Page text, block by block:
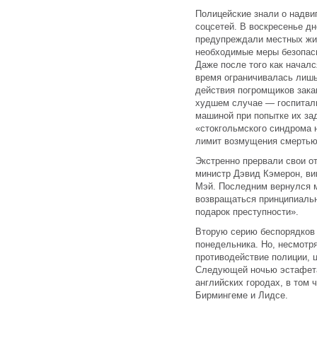
Полицейские знали о
соцсетей. В воскресенье
предупреждали местных
необходимые меры
Даже после того как
время ограничивалась
действия погромщиков
худшем случае —
машиной при попытке их
«стокгольмского
лимит возмущения
Экстренно прервали свои
министр Дэвид Кэмерон,
Мэй. Последним вернулся
возвращаться
подарок преступности».
Вторую серию
понедельника. Но,
противодействие полиции,
Следующей ночью
английских городах, в том
Бирмингеме и Лидсе.